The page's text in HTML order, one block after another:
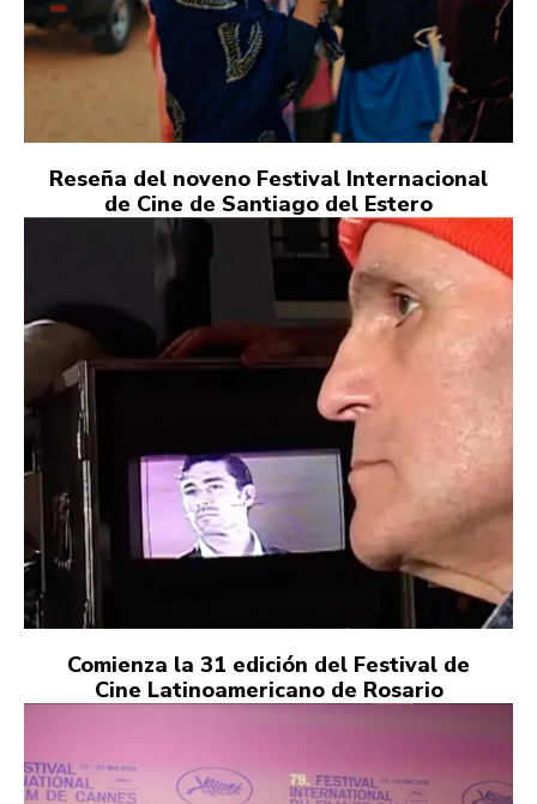
Reseña del noveno Festival Internacional
de Cine de Santiago del Estero
Comienza la 31 edición del Festival de
Cine Latinoamericano de Rosario